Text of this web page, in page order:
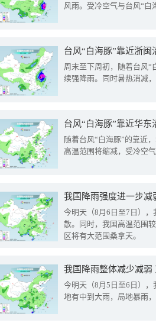
风雨。受冷空气与台风“白
台风“白海豚”靠近浙
周末至下周初，随着台风“
续强降雨。同时暑热消减
台风“白海豚”靠近华
随着台风“白海豚”的靠近
高温范围将缩减，受冷空
今明天（8月6日至7日）
散。同时，我国高温范围
区将有大范围桑拿天。
我国降雨整体减少减弱
今明天（8月5日至6日）
地有中到大雨，局地暴雨